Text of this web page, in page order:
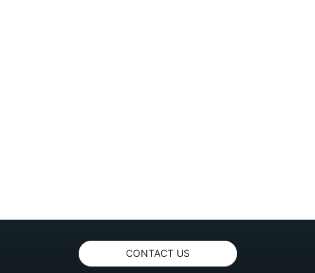
CONTACT US